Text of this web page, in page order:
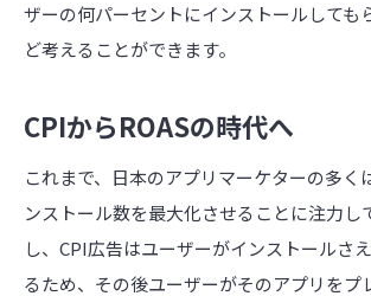
ザーの何パーセントにインストールしても
ど考えることができます。
CPIからROASの時代へ
これまで、日本のアプリマーケターの多く
ンストール数を最大化させることに注力し
し、CPI広告はユーザーがインストールさ
るため、その後ユーザーがそのアプリをプ